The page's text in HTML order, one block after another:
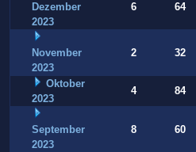
Dezember
2023
6 64
November
2023
2 32
Oktober
2023
4 84
September
2023
8 60